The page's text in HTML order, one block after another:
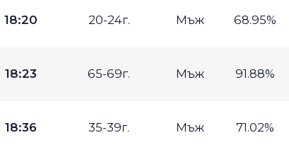
18:20 20-24г. Мъж 68.95%
18:23 65-69г. Мъж 91.88%
18:36 35-39г. Мъж 71.02%